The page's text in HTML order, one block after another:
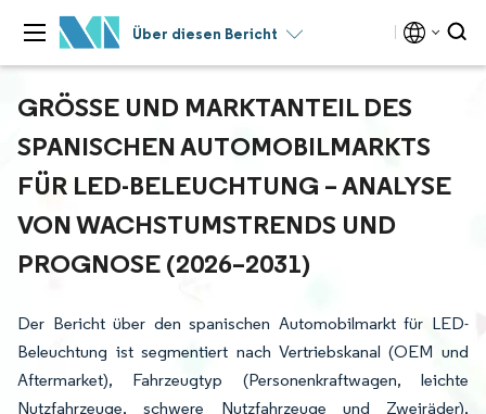
Über diesen Bericht
GRÖSSE UND MARKTANTEIL DES S
PANISCHEN AUTOMOBILMARKTS F
ÜR LED-BELEUCHTUNG – ANALYSE V
ON WACHSTUMSTRENDS UND P
ROGNOSE (2026–2031)
Der Bericht über den spanischen Automobilmarkt für LED-
Beleuchtung ist segmentiert nach Vertriebskanal (OEM und
Aftermarket), Fahrzeugtyp (Personenkraftwagen, leichte
Nutzfahrzeuge, schwere Nutzfahrzeuge und Zweiräder),